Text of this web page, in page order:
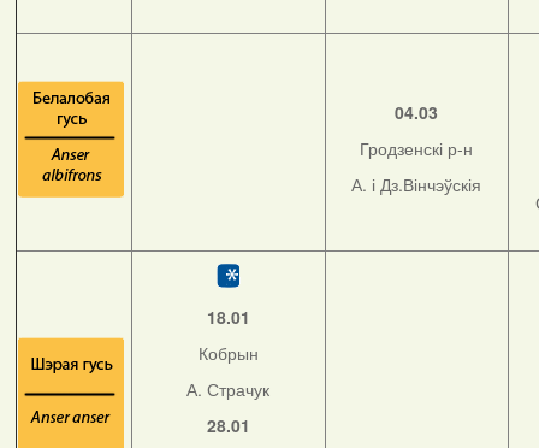
04.03
Гродзенскі р-н
А. і Дз.Вінчэўскія
18.01
Кобрын
А. Страчук
28.01